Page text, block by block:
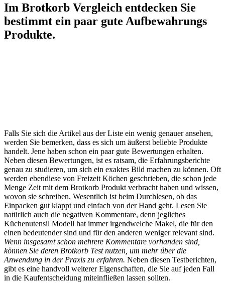
Im Brotkorb Vergleich entdecken Sie
bestimmt ein paar gute Aufbewahrungs
Produkte.
Falls Sie sich die Artikel aus der Liste ein wenig genauer ansehen,
werden Sie bemerken, dass es sich um äußerst beliebte Produkte
handelt. Jene haben schon ein paar gute Bewertungen erhalten.
Neben diesen Bewertungen, ist es ratsam, die Erfahrungsberichte
genau zu studieren, um sich ein exaktes Bild machen zu können. Oft
werden ebendiese von Freizeit Köchen geschrieben, die schon jede
Menge Zeit mit dem Brotkorb Produkt verbracht haben und wissen,
wovon sie schreiben. Wesentlich ist beim Durchlesen, ob das
Einpacken gut klappt und einfach von der Hand geht. Lesen Sie
natürlich auch die negativen Kommentare, denn jegliches
Küchenutensil Modell hat immer irgendwelche Makel, die für den
einen bedeutender sind und für den anderen weniger relevant sind.
Wenn insgesamt schon mehrere Kommentare vorhanden sind,
können Sie deren Brotkorb Test nutzen, um mehr über die
Anwendung in der Praxis zu erfahren. Neben diesen Testberichten,
gibt es eine handvoll weiterer Eigenschaften, die Sie auf jeden Fall
in die Kaufentscheidung miteinfließen lassen sollten.